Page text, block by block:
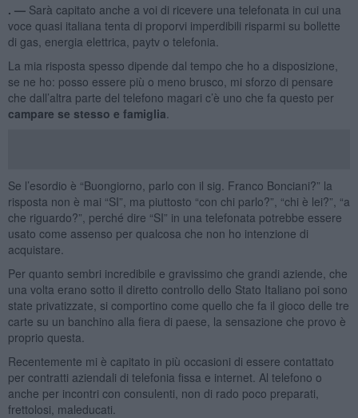
. — Sarà capitato anche a voi di ricevere una telefonata in cui una
voce quasi italiana tenta di proporvi imperdibili risparmi su bollette
di gas, energia elettrica, paytv o telefonia.
La mia risposta spesso dipende dal tempo che ho a disposizione,
se ne ho: posso essere più o meno brusco, mi sforzo di pensare
che dall’altra parte del telefono magari c’è uno che fa questo per
campare se stesso e famiglia
Se l’esordio è “Buongiorno, parlo con il sig. Franco Bonciani?” la
risposta non è mai “SI”, ma piuttosto “con chi parlo?”, “chi è lei?”, “a
che riguardo?”, perché dire “SI” in una telefonata potrebbe essere
usato come assenso per qualcosa che non ho intenzione di
acquistare.
Per quanto sembri incredibile e gravissimo che grandi aziende, che
una volta erano sotto il diretto controllo dello Stato Italiano poi sono
state privatizzate, si comportino come quello che fa il gioco delle tre
carte su un banchino alla fiera di paese, la sensazione che provo è
proprio questa.
Recentemente mi è capitato in più occasioni di essere contattato
per contratti aziendali di telefonia fissa e internet. Al telefono o
anche per incontri con consulenti, non di rado poco preparati,
frettolosi, maleducati.